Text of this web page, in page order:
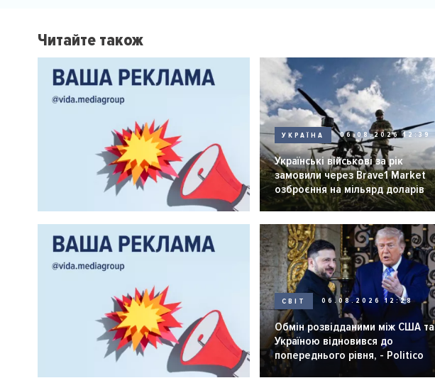
Читайте також
УКРАЇНА 06.08.2026 12:39
Українські військові за рік
замовили через Brave1 Market
озброєння на мільярд доларів
СВІТ 06.08.2026 12:28
Обмін розвідданими між США та
Україною відновився до
попереднього рівня, - Politico